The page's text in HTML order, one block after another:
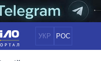
УКР РОС